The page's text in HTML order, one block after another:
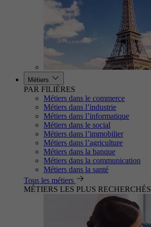
Métiers
PAR FILIÈRES
Métiers dans le commerce
Métiers dans l’industrie
Métiers dans l’informatique
Métiers dans le social
Métiers dans l’immobilier
Métiers dans l’agriculture
Métiers dans la banque
Métiers dans la communication
Métiers dans la santé
Tous les métiers
MÉTIERS LES PLUS RECHERCHÉS